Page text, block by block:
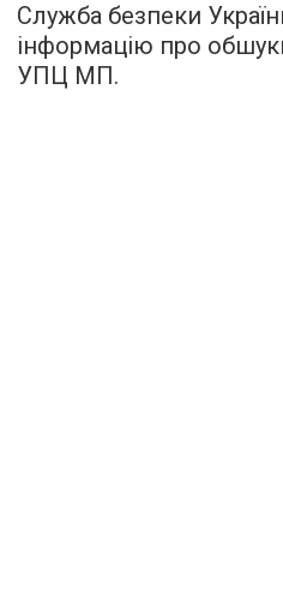
Служба безпеки
інформацію про
УПЦ МП.